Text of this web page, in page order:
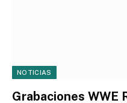
NOTICIAS
Grabaciones WWE